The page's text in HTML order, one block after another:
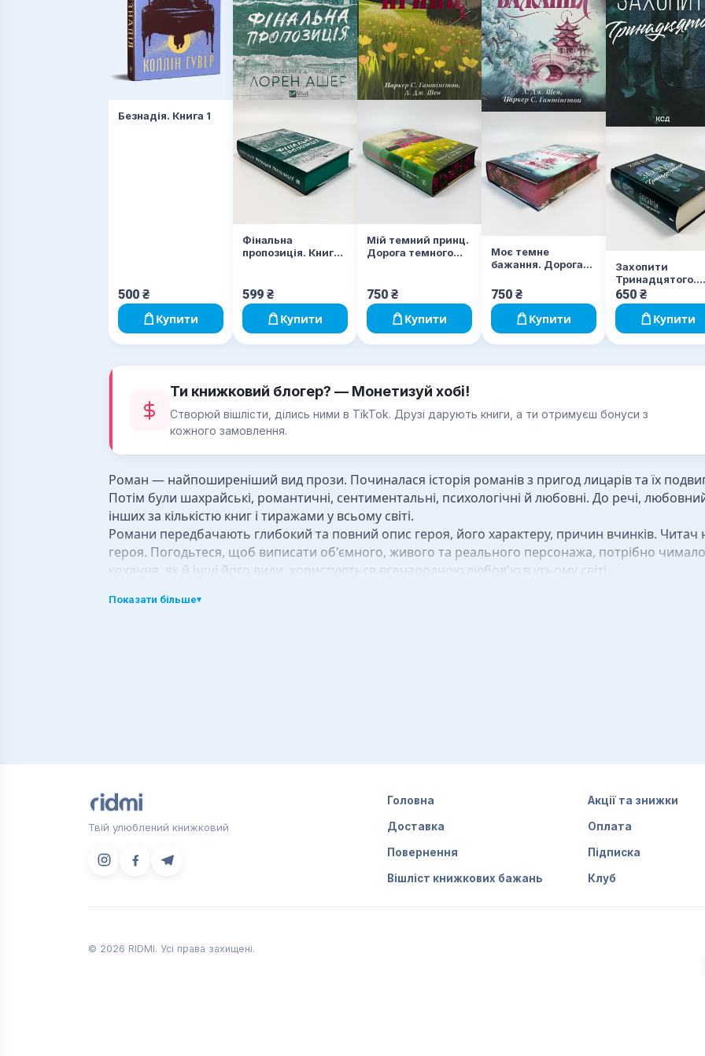
Безнадія. Книга 1
500 ₴
Купити
Фінальна
пропозиція. Книга
599 ₴
Купити
Мій темний принц.
Дорога темного
750 ₴
Купити
Моє темне
бажання. Дорога
Книга 2
750 ₴
Купити
Захопити
Тринадцятого.
Книга 1
650 ₴
Купити
Ти книжковий блогер? — Монетизуй хобі!
Створюй вішлісти, ділись ними в TikTok. Друзі дарують книги, а ти отримуєш бонуси з
кожного замовлення.
Роман — найпоширеніший вид прози. Починалася історія романів з пригод лицарів та їх
Потім були шахрайські, романтичні, сентиментальні, психологічні й любовні. До речі,
інших за кількістю книг і тиражами у всьому світі.
Романи передбачають глибокий та повний опис героя, його характеру, причин вчинків. Читач
героя. Погодьтеся, щоб виписати об'ємного, живого та реального персонажа, потрібно
кохання, як й інші його види, користуються всенародною любов'ю в усьому світі.
Романи: різноманіття вибору
пригодницький;
історичний;
шпигунський;
психологічний;
сімейна сага.
розчарувань. У магазині RIDMI ви можете ознайомитися з коротким описом до книги та
Показати більше▾
Твій улюблений книжковий
Головна Акції та знижки
Доставка Оплата
Повернення Підписка
Вішліст книжкових бажань Клуб
© 2026 RIDMI. Усі права захищені.